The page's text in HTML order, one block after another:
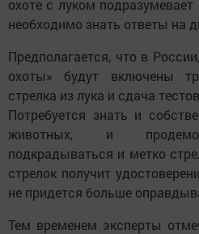
охоте с луком
необходимо знать ответы на
Предполагается, что в
охоты» будут включены
стрелка из лука и сдача
Потребуется знать и
животных, и
подкрадываться и метко
стрелок получит
не придется больше
Тем временем эксперты